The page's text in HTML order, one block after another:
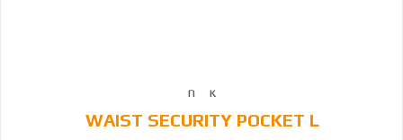
WAIST SECURITY POCKET L